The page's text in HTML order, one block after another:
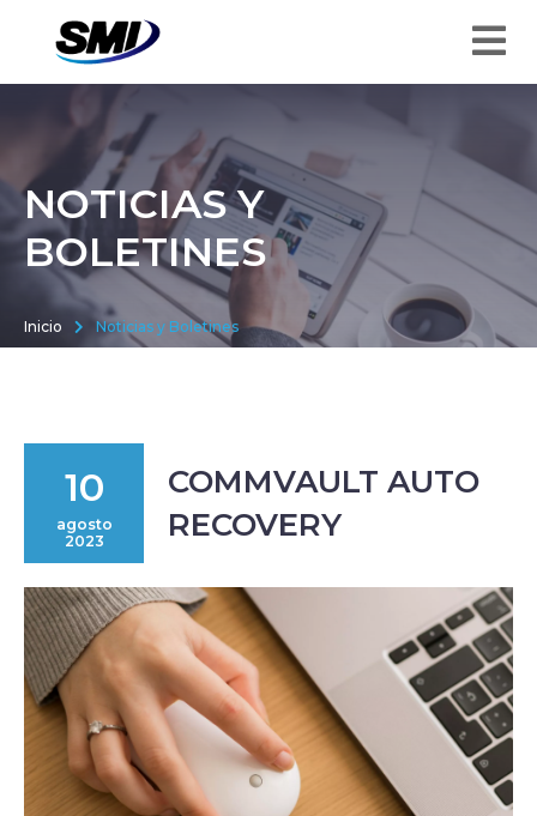
NOTICIAS Y
BOLETINES
Inicio Noticias y Boletines
10
agosto
2023
COMMVAULT AUTO
RECOVERY